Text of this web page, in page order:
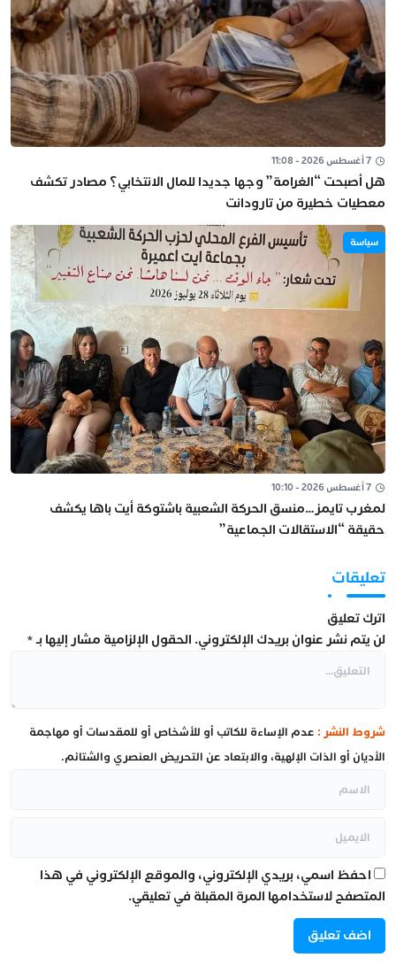
7 أغسطس 2026 - 11:08
هل أصبحت “الغرامة” وجها جديدا للمال الانتخابي؟ مصادر تكشف
معطيات خطيرة من تارودانت
سياسة
7 أغسطس 2026 - 10:10
لمغرب تايمز…منسق الحركة الشعبية باشتوكة أيت باها يكشف
حقيقة “الاستقالات الجماعية”
تعليقات
اترك تعليق
لن يتم نشر عنوان بريدك الإلكتروني. الحقول الإلزامية مشار إليها بـ*
شروط النشر : عدم الإساءة للكاتب أو للأشخاص أو للمقدسات أو مهاجمة
الأديان أو الذات الإلهية، والابتعاد عن التحريض العنصري والشتائم.
احفظ اسمي، بريدي الإلكتروني، والموقع الإلكتروني في هذا
المتصفح لاستخدامها المرة المقبلة في تعليقي.